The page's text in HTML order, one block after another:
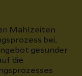
Mahlzeiten
bei.
gesunder
die